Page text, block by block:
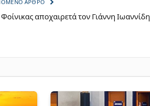
ΆΡΘΡΟ
αποχαιρετά τον Γιάννη Ιωαννίδη